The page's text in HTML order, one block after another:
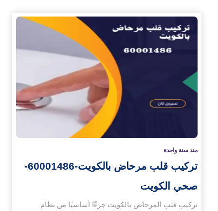
منذ سنة واحدة
تركيب قلب مرحاض بالكويت-60001486-
صحي الكويت
تركيب قلب المرحاض بالكويت جزءًا أساسيًا من نظام